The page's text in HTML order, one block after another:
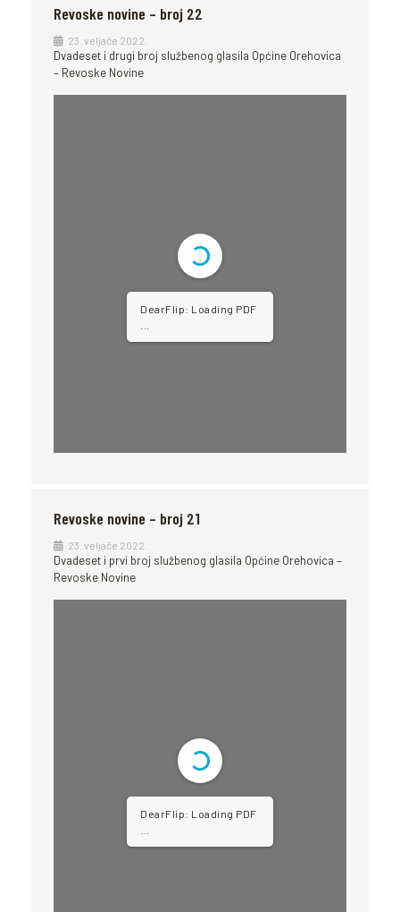
Revoske novine – broj 22
23. veljače 2022.
Dvadeset i drugi broj službenog glasila Općine Orehovica
– Revoske Novine
DearFlip: Loading PDF
Revoske novine – broj 21
23. veljače 2022.
Dvadeset i prvi broj službenog glasila Općine Orehovica –
Revoske Novine
DearFlip: Loading PDF